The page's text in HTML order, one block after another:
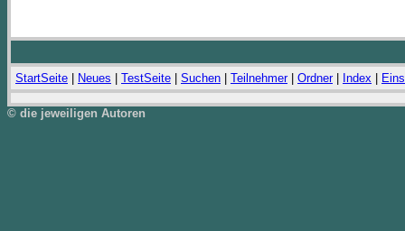
StartSeite Neues TestSeite Suchen Teilnehmer| Ordner| Index
© die jeweiligen Autoren